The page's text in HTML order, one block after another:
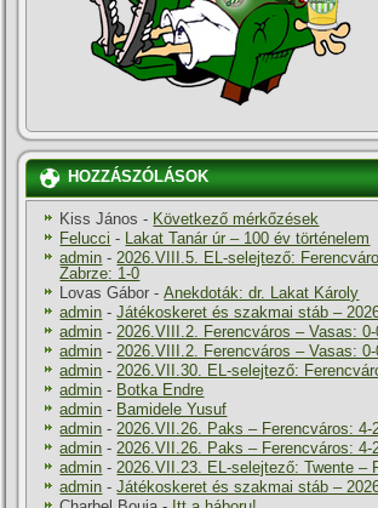
HOZZÁSZÓLÁSOK
Kiss János - Következő mérkőzések
Felucci -
Lakat Tanár úr – 100 év történelem
admin - 2026.VIII.5. EL-selejtező:
Zabrze: 1-0
Lovas Gábor -Anekdoták: dr. Lakat Károly
admin -Játékoskeret és szakmai stáb –
admin - 2026.VIII.2. Ferencváros – Vasas: 0-
admin - 2026.VIII.2. Ferencváros – Vasas: 0-
admin - 2026.VII.30. EL-selejtező:
admin - Botka Endre
admin - Bamidele Yusuf
admin - 2026.VII.26. Paks – Ferencváros: 4-
admin - 2026.VII.26. Paks – Ferencváros: 4-
admin - 2026.VII.23. EL-selejtező: Twente –
admin -Játékoskeret és szakmai stáb –